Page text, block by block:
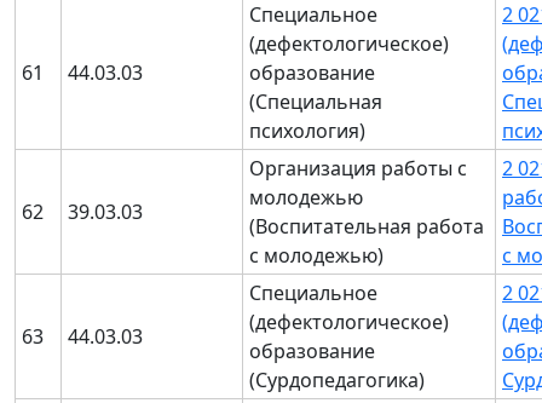
61 44.03.03
Специальное
(дефектологическое)
образование
(Специальная
психология)
2
62 39.03.03
Организация работы с
молодежью
(Воспитательная работа
с молодежью)
2
с
63 44.03.03
Специальное
(дефектологическое)
образование
(Сурдопедагогика)
2